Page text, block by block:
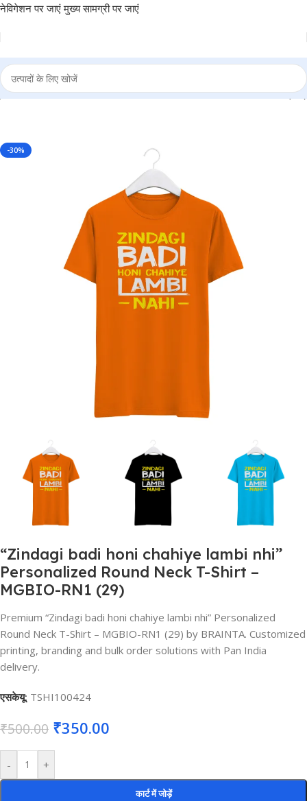
नेविगेशन पर जाएं मुख्य सामग्री पर जाएं
lambi nhi” Personalized Round Neck T-Shirt – MGBIO-RN1 (29)
-30%
“Zindagi badi honi chahiye lambi nhi”
Personalized Round Neck T-Shirt –
MGBIO-RN1 (29)
Premium “Zindagi badi honi chahiye lambi nhi” Personalized
Round Neck T-Shirt – MGBIO-RN1 (29) by BRAINTA. Customized
printing, branding and bulk order solutions with Pan India
delivery.
एसकेयू: TSHI100424
₹500.00 ₹350.00
- +
कार्ट में जोड़ें